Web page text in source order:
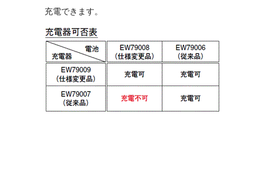
充電できます。